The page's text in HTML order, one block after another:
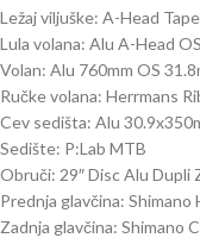
Ležaj viljuške: A-Head
Lula volana: Alu A-Head
Volan: Alu 760mm OS
Ručke volana: Herrmans
Cev sedišta: Alu
Sedište: P:Lab MTB
Obruči: 29″ Disc Alu Dupli
Prednja glavčina:
Zadnja glavčina: Shimano